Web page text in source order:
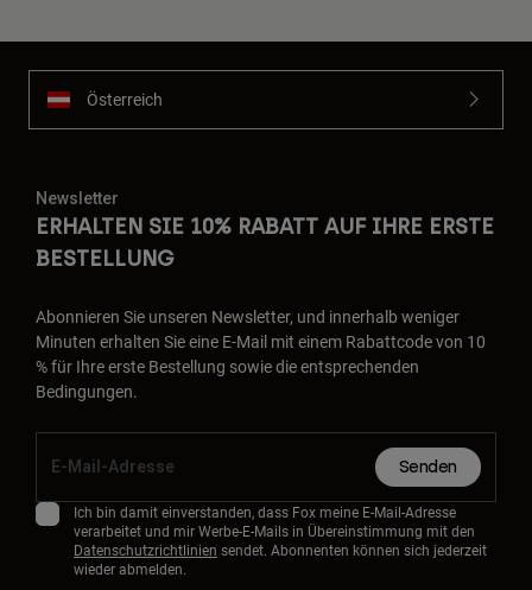
Österreich
Newsletter
ERHALTEN SIE 10% RABATT AUF IHRE ERSTE
BESTELLUNG
Abonnieren Sie unseren Newsletter, und innerhalb weniger
Minuten erhalten Sie eine E-Mail mit einem Rabattcode von 10
% für Ihre erste Bestellung sowie die entsprechenden
Bedingungen.
Senden
Ich bin damit einverstanden, dass Fox meine E-Mail-Adresse
verarbeitet und mir Werbe-E-Mails in Übereinstimmung mit den
Datenschutzrichtlinien sendet. Abonnenten können sich jederzeit
wieder abmelden.